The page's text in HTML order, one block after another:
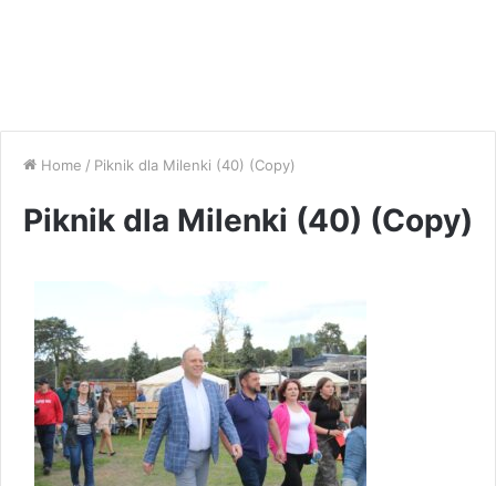
Home / Piknik dla Milenki (40) (Copy)
Piknik dla Milenki (40) (Copy)